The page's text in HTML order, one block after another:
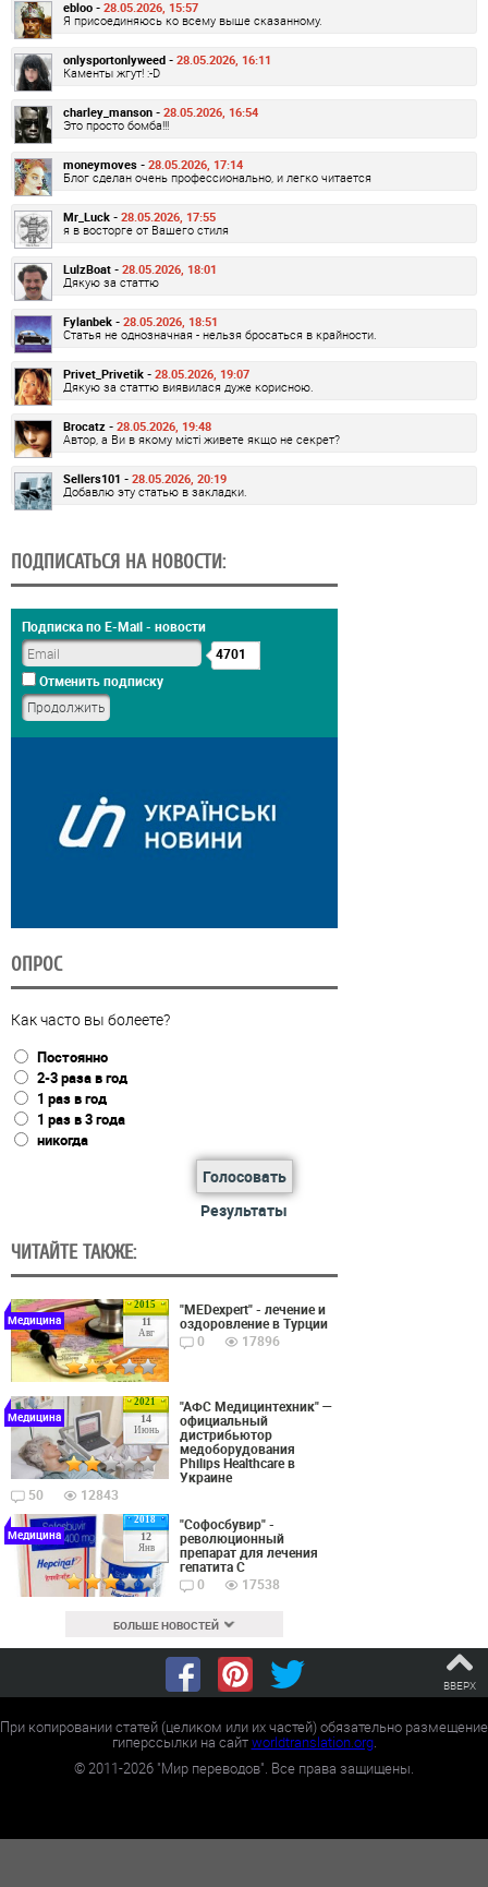
ebloo - 28.05.2026, 15:57
Я присоединяюсь ко всему выше сказанному.
onlysportonlyweed - 28.05.2026, 16:11
Каменты жгут! :-D
charley_manson - 28.05.2026, 16:54
Это просто бомба!!!
moneymoves - 28.05.2026, 17:14
Блог сделан очень профессионально, и легко читается
Mr_Luck - 28.05.2026, 17:55
я в восторге от Вашего стиля
LulzBoat - 28.05.2026, 18:01
Дякую за статтю
Fylanbek - 28.05.2026, 18:51
Статья не однозначная - нельзя бросаться в крайности.
Privet_Privetik - 28.05.2026, 19:07
Дякую за статтю виявилася дуже корисною.
Brocatz - 28.05.2026, 19:48
Автор, а Ви в якому місті живете якщо не секрет?
Sellers101 - 28.05.2026, 20:19
Добавлю эту статью в закладки.
ПОДПИСАТЬСЯ НА НОВОСТИ:
Подписка по E-Mail - новости
4701
Отменить подписку
ОПРОС
Как часто вы болеете?
Постоянно
2-3 раза в год
1 раз в год
1 раз в 3 года
никогда
Голосовать
Результаты
ЧИТАЙТЕ ТАКЖЕ:
2015
11
Авг
Медицина
"MEDexpert" - лечение и
оздоровление в Турции
0
17896
2021
14
Июнь
Медицина
"АФС Медицинтехник" —
официальный
дистрибьютор
медоборудования
Philips Healthcare в
Украине
50
12843
2018
12
Янв
Медицина
"Софосбувир" -
революционный
препарат для лечения
гепатита С
0
17538
БОЛЬШЕ НОВОСТЕЙ
ВВЕРХ
При копировании статей (целиком или их частей) обязательно размещение
гиперссылки на сайтworldtranslation.org.
©2011-2026 "Мир переводов". Все права защищены.